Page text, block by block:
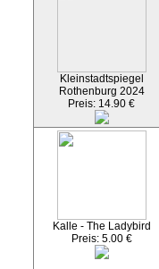
Kleinstadtspiegel
Rothenburg 2024
Preis: 14.90 €
Kalle - The Ladybird
Preis: 5.00 €